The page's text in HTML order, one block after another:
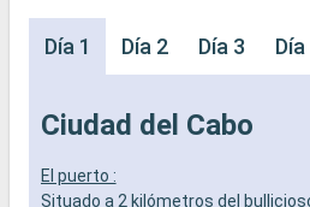
Día 1 Día 2 Día 3 Día
Ciudad del Cabo
El puerto :
Situado a 2 kilómetros del